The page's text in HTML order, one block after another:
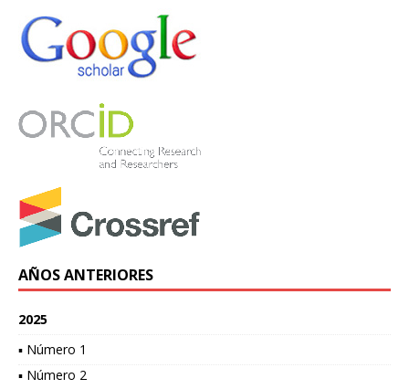
AÑOS ANTERIORES
2025
▪ Número 1
▪ Número 2